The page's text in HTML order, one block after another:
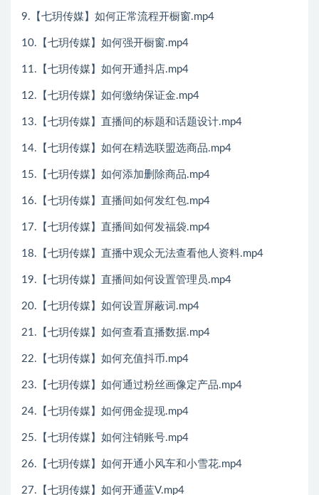
9.【七玥传媒】如何正常流程开橱窗.mp4
10.【七玥传媒】如何强开橱窗.mp4
11.【七玥传媒】如何开通抖店.mp4
12.【七玥传媒】如何缴纳保证金.mp4
13.【七玥传媒】直播间的标题和话题设计.mp4
14.【七玥传媒】如何在精选联盟选商品.mp4
15.【七玥传媒】如何添加删除商品.mp4
16.【七玥传媒】直播间如何发红包.mp4
17.【七玥传媒】直播间如何发福袋.mp4
18.【七玥传媒】直播中观众无法查看他人资料.mp4
19.【七玥传媒】直播间如何设置管理员.mp4
20.【七玥传媒】如何设置屏蔽词.mp4
21.【七玥传媒】如何查看直播数据.mp4
22.【七玥传媒】如何充值抖币.mp4
23.【七玥传媒】如何通过粉丝画像定产品.mp4
24.【七玥传媒】如何佣金提现.mp4
25.【七玥传媒】如何注销账号.mp4
26.【七玥传媒】如何开通小风车和小雪花.mp4
27.【七玥传媒】如何开通蓝V.mp4